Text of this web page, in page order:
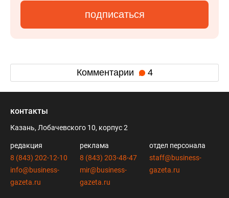
подписаться
Комментарии 4
контакты
Казань, Лобачевского 10, корпус 2
редакция
8 (843) 202-12-10
info@business-
gazeta.ru
реклама
8 (843) 203-48-47
mir@business-
gazeta.ru
отдел персонала
staff@business-
gazeta.ru